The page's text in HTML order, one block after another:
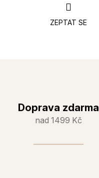
ZEPTAT SE
Doprava zdarma
nad 1499 Kč